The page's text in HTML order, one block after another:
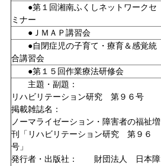
●第１回湘南ふくしネットワークセ
ミナー
●ＪＭＡＰ講習会
●自閉症児の子育て・療育＆感覚統
合講習会
●第１５回作業療法研修会
主題・副題：
リハビリテーション研究 第９６号
掲載雑誌名：
ノーマライゼーション・障害者の福祉増
刊「リハビリテーション研究 第９６
号」
発行者・出版社： 財団法人 日本障